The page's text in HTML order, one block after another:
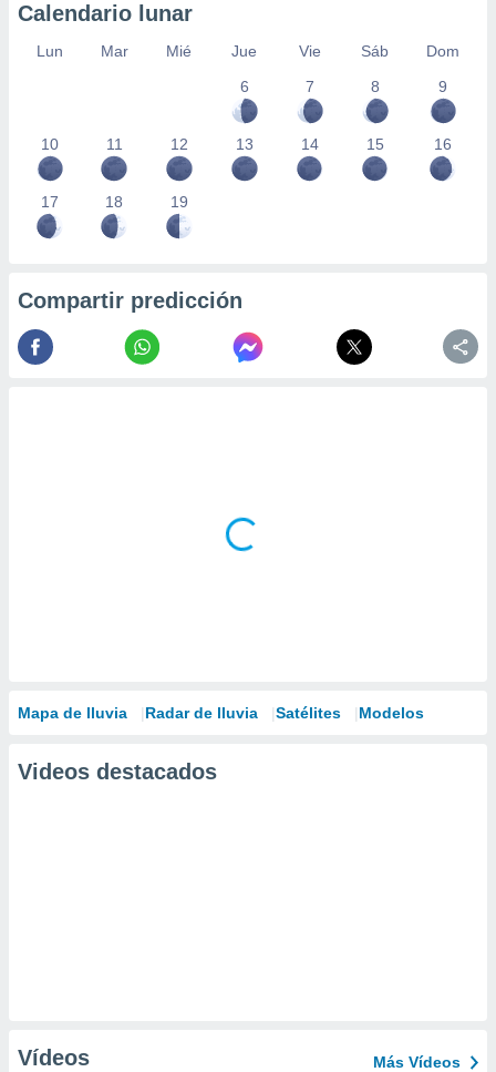
Calendario lunar
Lun Mar Mié Jue Vie Sáb
Dom
6
7 8 9
10 11 12 13 14 15 16
17 18 19
Compartir predicción
Mapa de lluvia Radar de lluvia Satélites Modelos
Videos destacados
Vídeos Más Vídeos